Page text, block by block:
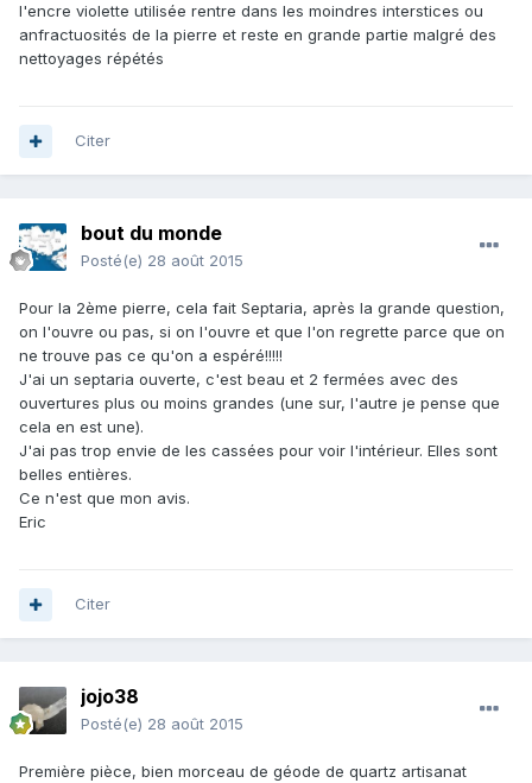
l'encre violette utilisée rentre dans les moindres interstices ou
anfractuosités de la pierre et reste en grande partie malgré des
nettoyages répétés
Citer
bout du monde
Posté(e) 28 août 2015
Pour la 2ème pierre, cela fait Septaria, après la grande question,
on l'ouvre ou pas, si on l'ouvre et que l'on regrette parce que on
ne trouve pas ce qu'on a espéré!!!!!
J'ai un septaria ouverte, c'est beau et 2 fermées avec des
ouvertures plus ou moins grandes (une sur, l'autre je pense que
cela en est une).
J'ai pas trop envie de les cassées pour voir l'intérieur. Elles sont
belles entières.
Ce n'est que mon avis.
Eric
Citer
jojo38
Posté(e) 28 août 2015
Première pièce, bien morceau de géode de quartz artisanat